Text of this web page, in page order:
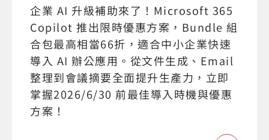
企業 AI 升級補助來了！Microsoft 365
Copilot 推出限時優惠方案，Bundle 組
合包最高相當66折，適合中小企業快速
導入 AI 辦公應用。從文件生成、Email
整理到會議摘要全面提升生產力，立即
掌握2026/6/30 前最佳導入時機與優惠
方案！